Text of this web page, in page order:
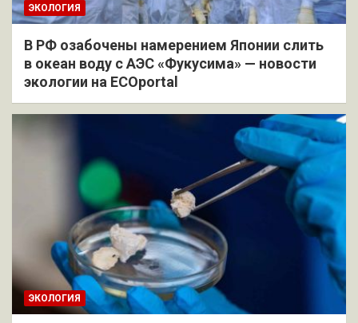
ЭКОЛОГИЯ
В РФ озабочены намерением Японии слить
в океан воду с АЭС «Фукусима» — новости
экологии на ECOportal
ЭКОЛОГИЯ